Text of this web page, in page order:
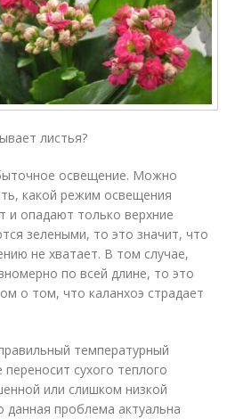
листья?
освещение. Можно
какой режим освещения
и опадают только верхние
зелеными, то это значит, что
не хватает. В том случае,
по всей длине, то это
о том, что каланхоэ страдает
температурный
сухого теплого
или слишком низкой
проблема актуальна